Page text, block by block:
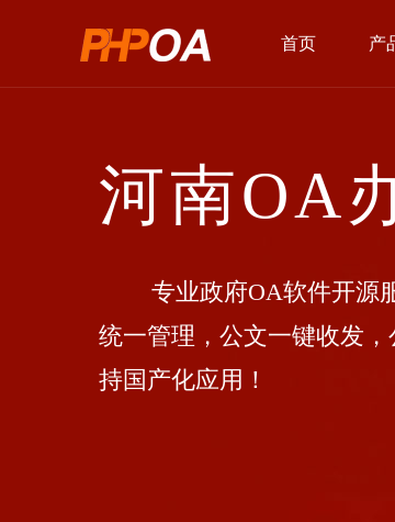
首页 产
河南OA
专业政府OA软件开源服
统一管理，公文一键收发
持国产化应用！